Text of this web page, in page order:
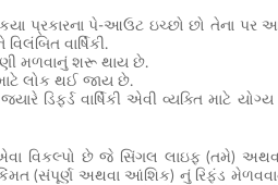
પ્રકારના પે-આઉટ ઇચ્છો છો તેના પર
વાર્ષિકી.
મળવાનું શરૂ થાય છે.
માટે લોક થઈ જાય છે.
ડિફર્ડ વાર્ષિકી એવી વ્યક્તિ માટે
એવા વિકલ્પો છે જે સિંગલ લાઇફ (તમે)
(સંપૂર્ણ અથવા આંશિક) નું રિફંડ